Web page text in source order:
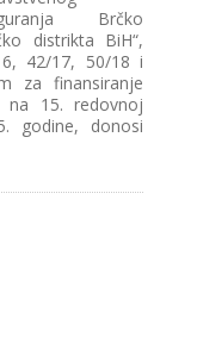
Brčko
distrikta BiH“,
42/17, 50/18 i
za finansiranje
na 15. redovnoj
godine, donosi